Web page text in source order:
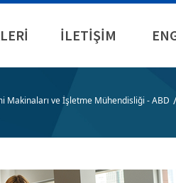
İLETİŞİM
Makinaları ve İşletme Mühendisliği - ABD /